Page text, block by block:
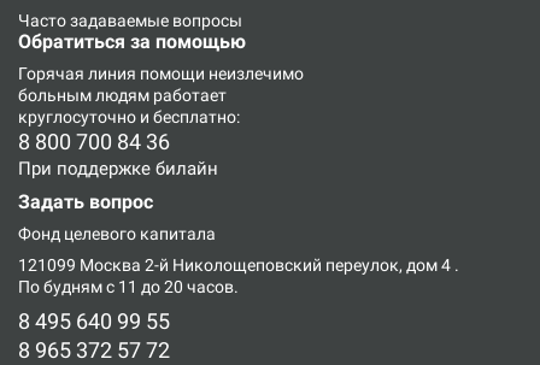
Часто задаваемые вопросы
Обратиться за помощью
Горячая линия помощи неизлечимо
больным людям работает
круглосуточно и бесплатно:
8 800 700 84 36
При поддержке билайн
Задать вопрос
Фонд целевого капитала
121099 Москва 2-й Николощеповский переулок, дом 4 .
По будням с 11 до 20 часов.
8 495 640 99 55
8 965 372 57 72